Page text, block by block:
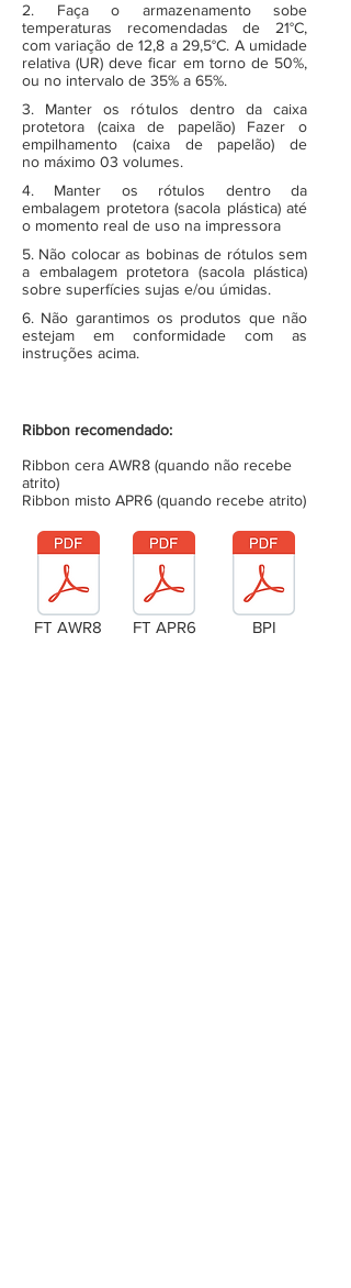
2. Faça o armazenamento sobe
temperaturas recomendadas de 21°C,
com variação de 12,8 a 29,5°C. A umidade
relativa (UR) deve ficar em torno de 50%,
ou no intervalo de 35% a 65%.
3. Manter os rótulos dentro da caixa
protetora (caixa de papelão) Fazer o
empilhamento (caixa de papelão) de
no máximo 03 volumes.
4. Manter os rótulos dentro da
embalagem protetora (sacola plástica) até
o momento real de uso na impressora
5. Não colocar as bobinas de rótulos sem
a embalagem protetora (sacola plástica)
sobre superfícies sujas e/ou úmidas.
6. Não garantimos os produtos que não
estejam em conformidade com as
instruções acima.
Ribbon recomendado:
Ribbon cera AWR8 (quando não recebe
atrito)
Ribbon misto APR6 (quando recebe atrito)
FT AWR8 FT APR6 BPI